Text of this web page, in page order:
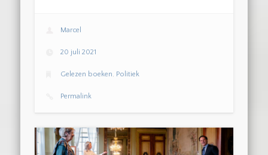
Marcel
20 juli 2021
Gelezen boeken, Politiek
Permalink